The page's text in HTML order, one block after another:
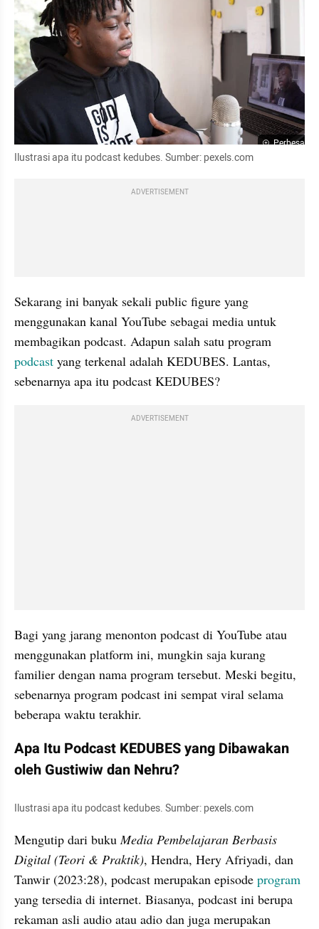
Perbesar
Ilustrasi apa itu podcast kedubes. Sumber: pexels.com
ADVERTISEMENT
Sekarang ini banyak sekali public figure yang
menggunakan kanal YouTube sebagai media untuk
podcast yang terkenal adalah KEDUBES. Lantas,
sebenarnya apa itu podcast KEDUBES?
ADVERTISEMENT
Bagi yang jarang menonton podcast di YouTube atau
menggunakan platform ini, mungkin saja kurang
familier dengan nama program tersebut. Meski begitu,
sebenarnya program podcast ini sempat viral selama
beberapa waktu terakhir.
Apa Itu Podcast KEDUBES yang Dibawakan
oleh Gustiwiw dan Nehru?
Ilustrasi apa itu podcast kedubes. Sumber: pexels.com
Mengutip dari buku Media Pembelajaran Berbasis
Digital (Teori & Praktik), Hendra, Hery Afriyadi, dan
Tanwir (2023:28), podcast merupakan episode program
yang tersedia di internet. Biasanya, podcast ini berupa
rekaman asli audio atau adio dan juga merupakan